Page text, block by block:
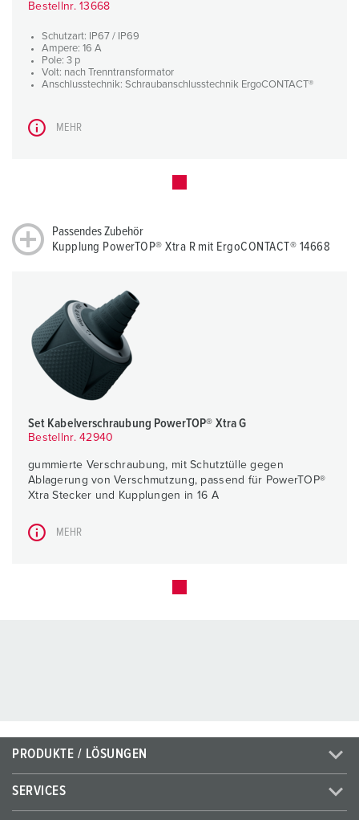
Bestellnr. 13668
Schutzart: IP67 / IP69
Ampere: 16 A
Pole: 3 p
Volt: nach Trenntransformator
Anschlusstechnik: Schraubanschlusstechnik ErgoCONTACT®
MEHR
Passendes Zubehör
Kupplung PowerTOP® Xtra R mit ErgoCONTACT® 14668
Set Kabelverschraubung PowerTOP® Xtra G
Bestellnr. 42940
gummierte Verschraubung, mit Schutztülle gegen
Ablagerung von Verschmutzung, passend für PowerTOP®
Xtra Stecker und Kupplungen in 16 A
MEHR
PRODUKTE / LÖSUNGEN
SERVICES